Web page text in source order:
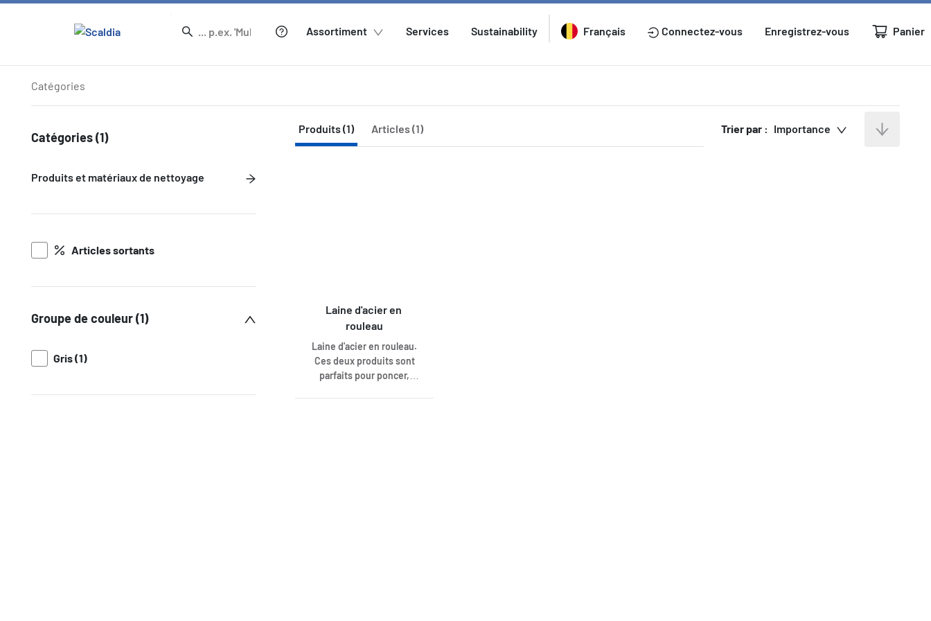
Assortiment Services Sustainability Français Connectez-vous Enregistrez-vous Panier
Produits
Catégories
Catégories(1)
Produits et matériaux de nettoyage
Articles sortants
Groupe de couleur (1)
Gris (1)
Produits (1) Articles (1) Trier par : Importance
Laine d'acier en
rouleau
Laine d'acier en rouleau.
Ces deux produits sont
parfaits pour poncer,